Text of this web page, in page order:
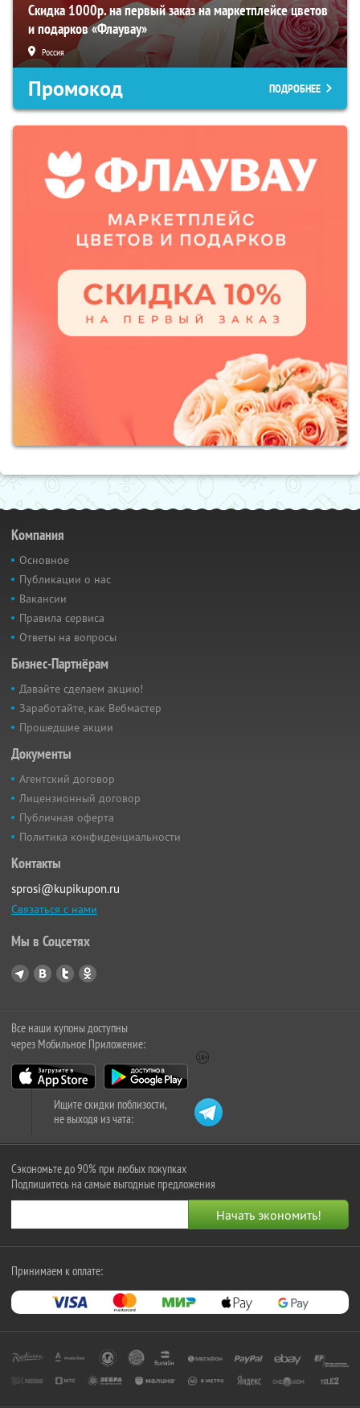
Скидка 1000р. на первый заказ на маркетплейсе цветов
и подарков «Флаувау»
Россия
Промокод ПОДРОБНЕЕ
Компания
Основное
Публикации о нас
Вакансии
Правила сервиса
Ответы на вопросы
Бизнес-Партнёрам
Давайте сделаем акцию!
Заработайте, как Вебмастер
Прошедшие акции
Документы
Агентский договор
Лицензионный договор
Публичная оферта
Политика конфиденциальности
Контакты
sprosi@kupikupon.ru
Связаться с нами
Мы в Соцсетях
Все наши купоны доступны
через Мобильное Приложение:
Ищите скидки поблизости,
не выходя из чата:
Сэкономьте до 90% при любых покупках
Подпишитесь на самые выгодные предложения
Принимаем к оплате: